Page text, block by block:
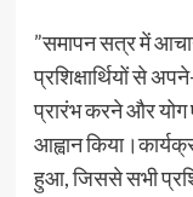
”समापन सत्र में
प्रशिक्षार्थियों से
प्रारंभ करने और योग
आह्वान
हुआ, जिससे सभी